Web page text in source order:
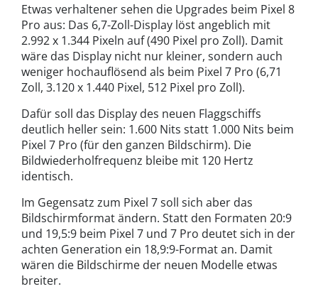
Etwas verhaltener sehen die Upgrades beim Pixel 8
Pro aus: Das 6,7-Zoll-Display löst angeblich mit
2.992 x 1.344 Pixeln auf (490 Pixel pro Zoll). Damit
wäre das Display nicht nur kleiner, sondern auch
weniger hochauflösend als beim Pixel 7 Pro (6,71
Zoll, 3.120 x 1.440 Pixel, 512 Pixel pro Zoll).
Dafür soll das Display des neuen Flaggschiffs
deutlich heller sein: 1.600 Nits statt 1.000 Nits beim
Pixel 7 Pro (für den ganzen Bildschirm). Die
Bildwiederholfrequenz bleibe mit 120 Hertz
identisch.
Im Gegensatz zum Pixel 7 soll sich aber das
Bildschirmformat ändern. Statt den Formaten 20:9
und 19,5:9 beim Pixel 7 und 7 Pro deutet sich in der
achten Generation ein 18,9:9-Format an. Damit
wären die Bildschirme der neuen Modelle etwas
breiter.